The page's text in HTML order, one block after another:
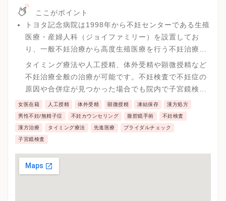
ここがポイント
トヨタ記念病院は1998年から不妊センターである生殖
医療・産婦人科（ジョイファミリー）を設置してお
り、一般不妊治療から高度生殖医療を行う不妊治療専
門部門として高いレベルの治療が可能です。
タイミング療法や人工授精、体外受精や顕微授精など
不妊治療全般の治療が可能です。不妊検査で不妊症の
原因や合併症が見つかった場合でも院内で子宮鏡検査
や腹腔鏡手術、子宮鏡手術が可能です。
女医在籍 人工授精 体外受精 顕微授精 凍結保存 漢方処方
男性不妊/無精子症 不妊カウンセリング 腹腔鏡手術 不妊検査
漢方治療 タイミング療法 先進医療 ブライダルチェック
子宮鏡検査